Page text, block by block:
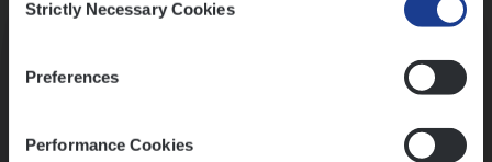
Selection
Strictly Necessary Cookies
Preferences
Performance Cookies